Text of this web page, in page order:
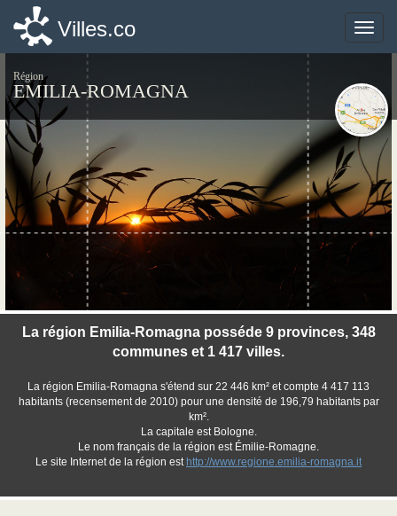
Toggle
Villes.co
Région
EMILIA-ROMAGNA
La région Emilia-Romagna posséde 9 provinces, 348
communes et 1 417 villes.
La région Emilia-Romagna s'étend sur 22 446 km² et compte 4 417 113
habitants (recensement de 2010) pour une densité de 196,79 habitants par
km².
La capitale est Bologne.
Le nom français de la région est Émilie-Romagne.
Le site Internet de la région est http://www.regione.emilia-romagna.it
Toggle
Villes.co